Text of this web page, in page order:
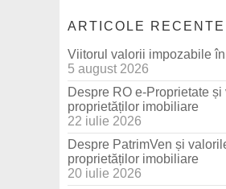
ARTICOLE RECENTE
Viitorul valorii impozabile
5 august 2026
Despre RO e-Proprietate
proprietăților imobiliare
22 iulie 2026
Despre PatrimVen și
proprietăților imobiliare
20 iulie 2026